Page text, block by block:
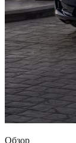
Обзор